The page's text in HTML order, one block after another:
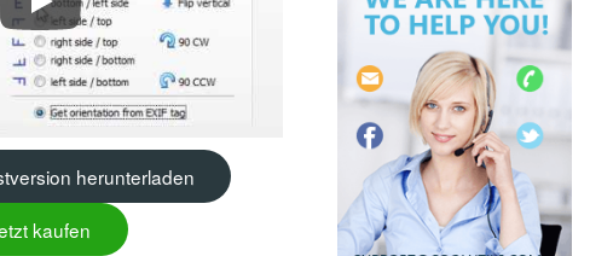
How to convert PNG images to PDF in batch
herunterladen
kaufen